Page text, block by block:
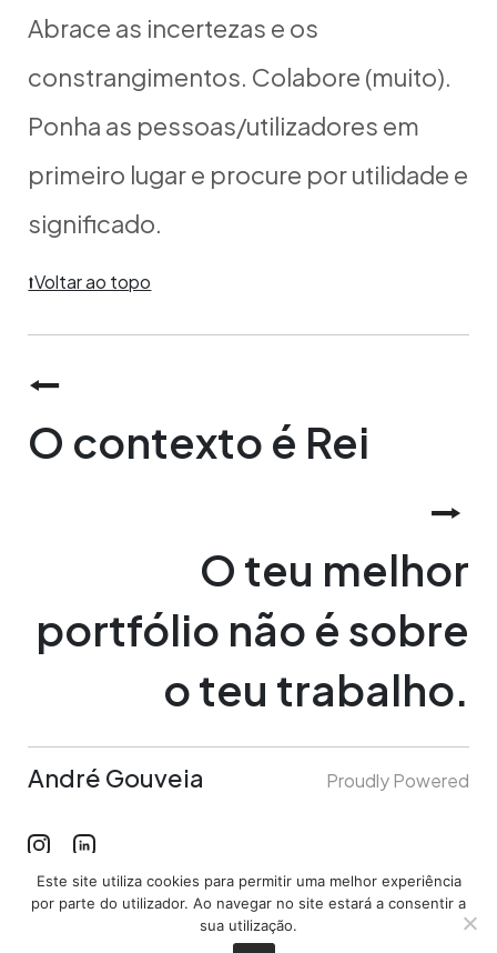
Abrace as incertezas e os
constrangimentos. Colabore (muito).
Ponha as pessoas/utilizadores em
primeiro lugar e procure por utilidade e
significado.
⭡Voltar ao topo
⭠
O contexto é Rei
⭢
O teu melhor
portfólio não é sobre
o teu trabalho.
André Gouveia Proudly Powered
Junte-se à Comunidade
Este site utiliza cookies para permitir uma melhor experiência
por parte do utilizador. Ao navegar no site estará a consentir a
sua utilização.